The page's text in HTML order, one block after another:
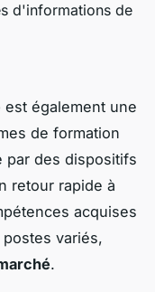
d'informations de
est également une
de formation
par des dispositifs
retour rapide à
acquises
variés,
.